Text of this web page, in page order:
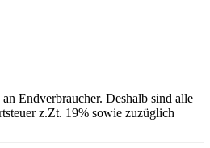
Endverbraucher. Deshalb sind alle
z.Zt. 19% sowie zuzüglich